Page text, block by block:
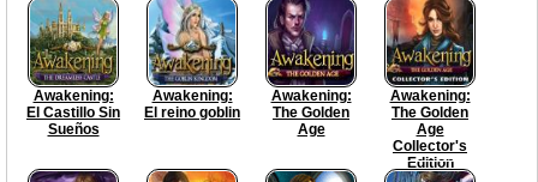
Awakening:
El Castillo Sin
Sueños
Awakening:
El reino goblin
Awakening:
The Golden
Age
Awakening:
The Golden
Age
Collector's
Edition